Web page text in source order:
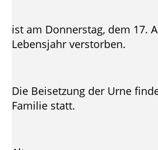
ist am Donnerstag, dem 17.
Lebensjahr verstorben.
Die Beisetzung der Urne
Familie statt.